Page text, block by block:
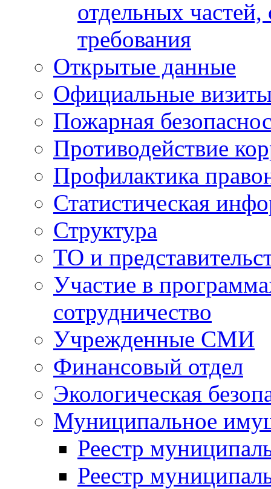
отдельных
требования
Открытые данные
Официальные
Пожарная
Противодействие
Профилактика
Статистическая
Структура
ТО и
Участие в
сотрудничество
Учрежденные СМИ
Финансовый отдел
Экологическая
Муниципальное
Реестр
Реестр